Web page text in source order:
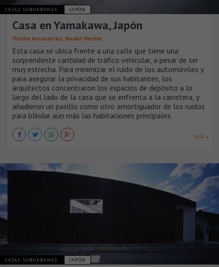
CASAS SUBURBANAS JAPÓN
Casa en Yamakawa, Japón
Horibe Associates, Naoko Horibe
Esta casa se ubica frente a una calle que tiene una
sorprendente cantidad de tráfico vehicular, a pesar de ser
muy estrecha. Para minimizar el ruido de los automóviles y
para asegurar la privacidad de sus habitantes, los
arquitectos concentraron los espacios de depósito a lo
largo del lado de la casa que se enfrenta a la carretera, y
añadieron un pasillo como otro amortiguador de los ruidos
para blindar aún más las habitaciones principales.
VER +
CASAS SUBURBANAS JAPÓN